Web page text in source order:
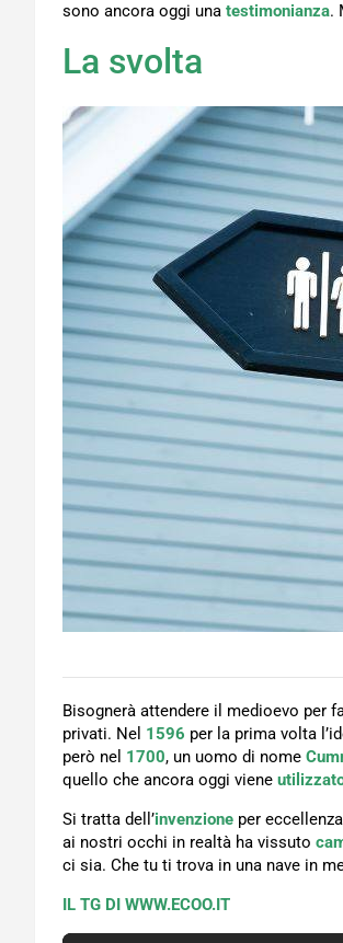
sono ancora oggi una testimonianza.
La svolta
Bisognerà attendere il medioevo per
privati. Nel 1596 per la prima volta
però nel 1700, un uomo di nome
quello che ancora oggi viene
Si tratta dell’invenzione per
ai nostri occhi in realtà ha vissuto
ci sia. Che tu ti trova in una nave in
IL TG DI WWW.ECOO.IT